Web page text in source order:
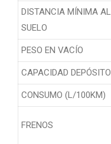
DISTANCIA MÍNIMA AL
SUELO
PESO EN VACÍO
CAPACIDAD DEPÓSITO
CONSUMO (L/100KM)
FRENOS